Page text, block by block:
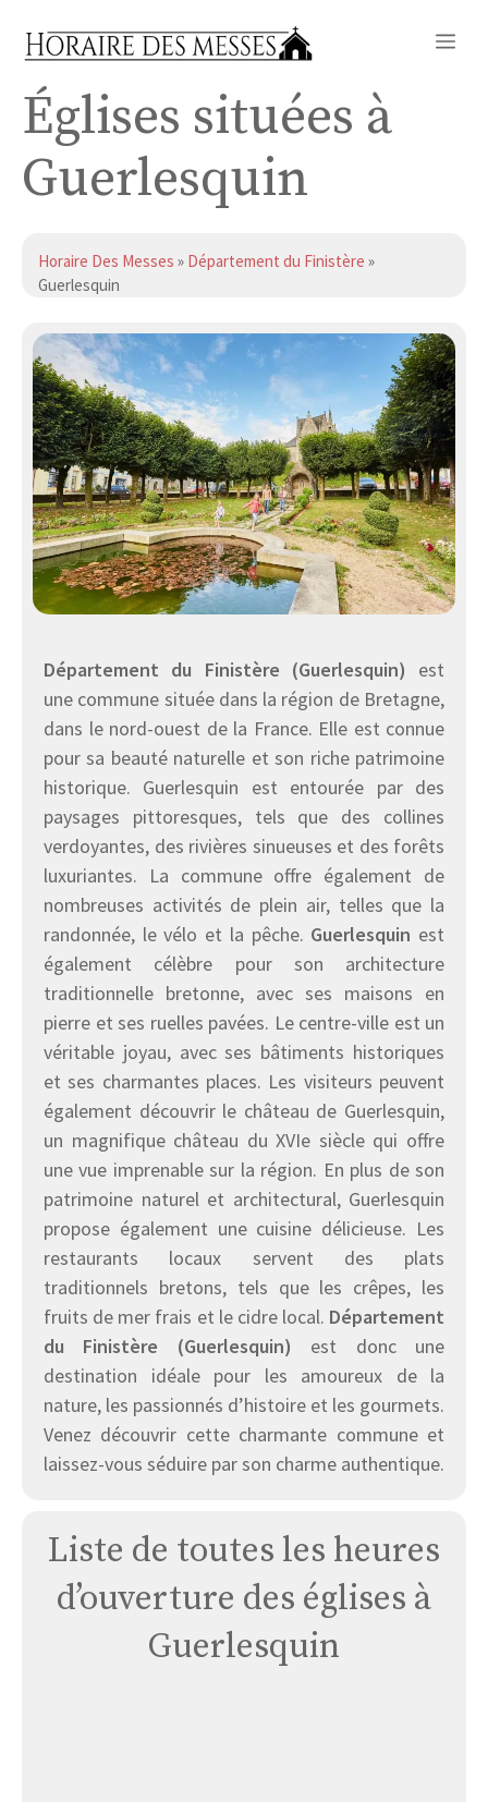
Églises situées à
Guerlesquin
Horaire Des Messes » Département du Finistère »
Guerlesquin
Département du Finistère (Guerlesquin) est
une commune située dans la région de Bretagne,
dans le nord-ouest de la France. Elle est connue
pour sa beauté naturelle et son riche patrimoine
historique. Guerlesquin est entourée par des
paysages pittoresques, tels que des collines
verdoyantes, des rivières sinueuses et des forêts
luxuriantes. La commune offre également de
nombreuses activités de plein air, telles que la
randonnée, le vélo et la pêche. Guerlesquin est
également célèbre pour son architecture
traditionnelle bretonne, avec ses maisons en
pierre et ses ruelles pavées. Le centre-ville est un
véritable joyau, avec ses bâtiments historiques
et ses charmantes places. Les visiteurs peuvent
également découvrir le château de Guerlesquin,
un magnifique château du XVIe siècle qui offre
une vue imprenable sur la région. En plus de son
patrimoine naturel et architectural, Guerlesquin
propose également une cuisine délicieuse. Les
restaurants locaux servent des plats
traditionnels bretons, tels que les crêpes, les
fruits de mer frais et le cidre local. Département
du Finistère (Guerlesquin) est donc une
destination idéale pour les amoureux de la
nature, les passionnés d’histoire et les gourmets.
Venez découvrir cette charmante commune et
laissez-vous séduire par son charme authentique.
Liste de toutes les heures
d’ouverture des églises à
Guerlesquin